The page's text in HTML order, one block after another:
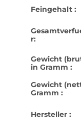
Feingehalt :
r:
Gewicht
in Gramm :
Gewicht
Gramm :
Hersteller :